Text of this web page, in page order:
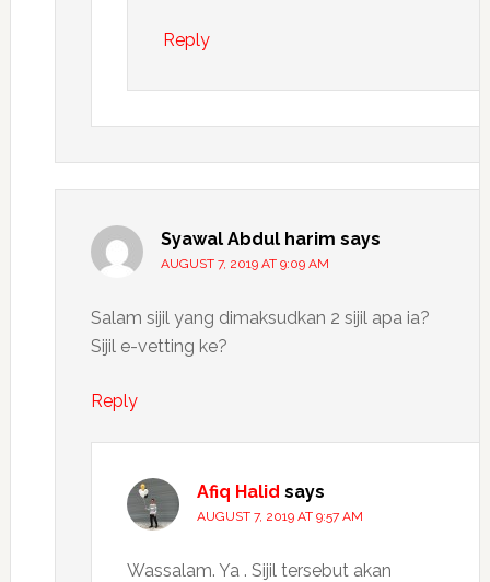
Reply
Syawal Abdul harim says
AUGUST 7, 2019 AT 9:09 AM
Salam sijil yang dimaksudkan 2 sijil apa ia?
Sijil e-vetting ke?
Reply
Afiq Halid says
AUGUST 7, 2019 AT 9:57 AM
Wassalam. Ya . Sijil tersebut akan